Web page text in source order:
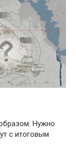
Нужно
с итоговым